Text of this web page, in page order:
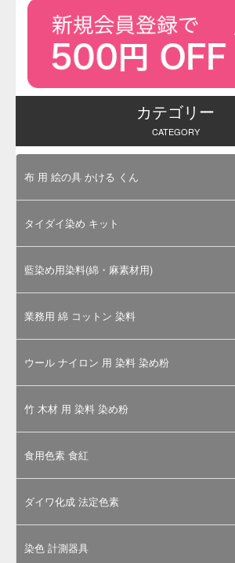
そめそめキットPro 内容物